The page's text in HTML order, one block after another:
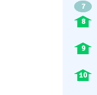
7
8
9
10